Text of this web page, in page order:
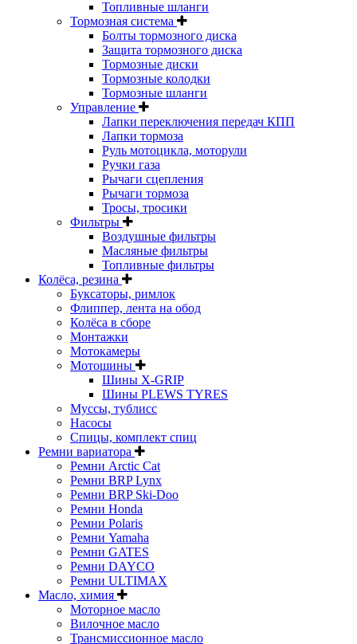
Топливные шланги
Тормозная система
Болты тормозного диска
Защита тормозного диска
Тормозные диски
Тормозные колодки
Тормозные шланги
Управление
Лапки переключения передач КПП
Лапки тормоза
Руль мотоцикла, моторули
Ручки газа
Рычаги сцепления
Рычаги тормоза
Тросы, тросики
Фильтры
Воздушные фильтры
Масляные фильтры
Топливные фильтры
Колёса, резина
Буксаторы, римлок
Флиппер, лента на обод
Колёса в сборе
Монтажки
Мотокамеры
Мотошины
Шины X-GRIP
Шины PLEWS TYRES
Муссы, тублисс
Насосы
Спицы, комплект спиц
Ремни вариатора
Ремни Arctic Cat
Ремни BRP Lynx
Ремни BRP Ski-Doo
Ремни Honda
Ремни Polaris
Ремни Yamaha
Ремни GATES
Ремни DAYCO
Ремни ULTIMAX
Масло, химия
Моторное масло
Вилочное масло
Трансмиссионное масло